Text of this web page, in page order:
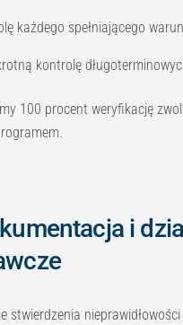
każdego spełniającego
kontrolę
100 procent weryfikację
i
stwierdzenia